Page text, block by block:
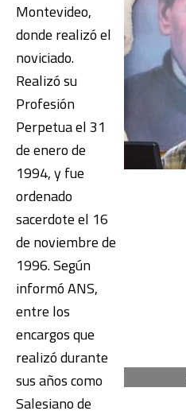
Montevideo,
donde realizó el
noviciado.
Realizó su
Profesión
Perpetua el 31
de enero de
1994, y fue
ordenado
sacerdote el 16
de noviembre de
1996. Según
informó ANS,
entre los
encargos que
realizó durante
sus años como
Salesiano de